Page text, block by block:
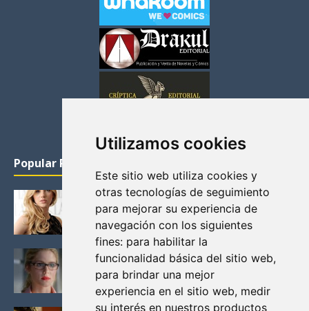
Utilizamos cookies
Este sitio web utiliza cookies y
otras tecnologías de seguimiento
para mejorar su experiencia de
navegación con los siguientes
fines: para habilitar la
funcionalidad básica del sitio web,
para brindar una mejor
experiencia en el sitio web, medir
su interés en nuestros productos
Popular Posts
KATHERYN WINNICK: LA ACTRIZ MAS GUAPA DE
VIKINGOS
Junio 14, 2013
FELICITY (EMILY BETT RICKARDS), LAS FOTOS
MAS BONITAS DE LA ALIADA DE ARROW
Noviembre 30, 2013